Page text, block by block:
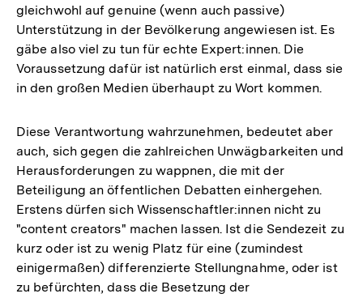
gleichwohl auf genuine (wenn auch passive)
Unterstützung in der Bevölkerung angewiesen ist. Es
gäbe also viel zu tun für echte Expert:innen. Die
Voraussetzung dafür ist natürlich erst einmal, dass sie
in den großen Medien überhaupt zu Wort kommen.
Diese Verantwortung wahrzunehmen, bedeutet aber
auch, sich gegen die zahlreichen Unwägbarkeiten und
Herausforderungen zu wappnen, die mit der
Beteiligung an öffentlichen Debatten einhergehen.
Erstens dürfen sich Wissenschaftler:innen nicht zu
"content creators" machen lassen. Ist die Sendezeit zu
kurz oder ist zu wenig Platz für eine (zumindest
einigermaßen) differenzierte Stellungnahme, oder ist
zu befürchten, dass die Besetzung der